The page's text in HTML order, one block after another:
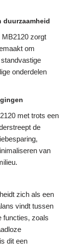
duurzaamheid
MB2120 zorgt
om
onderdelen
met trots een
de
van
zich als een
vindt tussen
functies, zoals
dit een